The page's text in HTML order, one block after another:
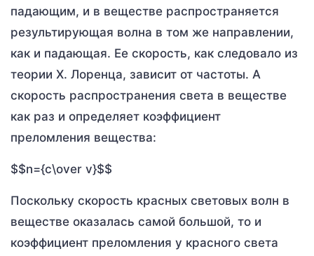
падающим, и в веществе распространяется
результирующая волна в том же направлении,
как и падающая. Ее скорость, как следовало из
теории Х. Лоренца, зависит от частоты. А
скорость распространения света в веществе
как раз и определяет коэффициент
преломления вещества:
$$n={c\over v}$$
Поскольку скорость красных световых волн в
веществе оказалась самой большой, то и
коэффициент преломления у красного света